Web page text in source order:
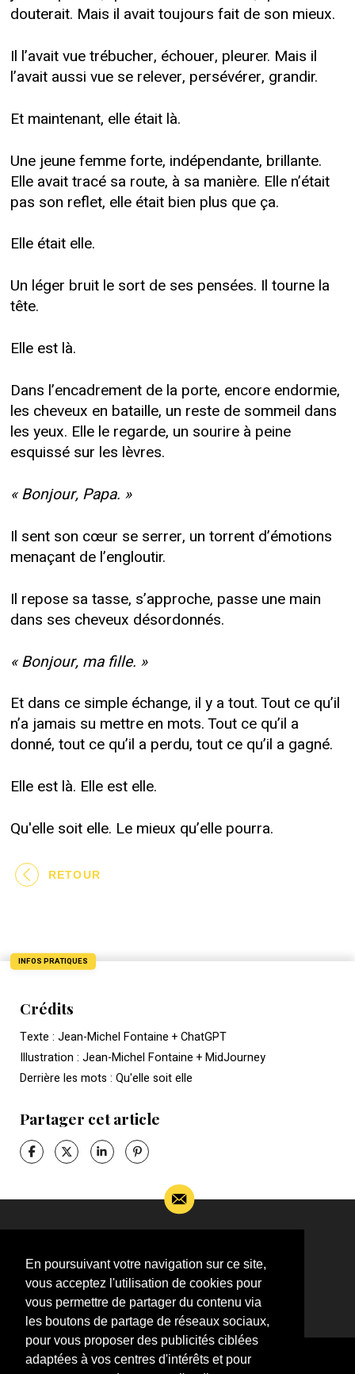
En poursuivant votre navigation sur ce site,
vous acceptez l'utilisation de cookies pour
vous permettre de partager du contenu via
les boutons de partage de réseaux sociaux,
pour vous proposer des publicités ciblées
adaptées à vos centres d'intérêts et pour
douterait. Mais il avait toujours fait de son mieux.
Il l’avait vue trébucher, échouer, pleurer. Mais il
l’avait aussi vue se relever, persévérer, grandir.
Et maintenant, elle était là.
Une jeune femme forte, indépendante, brillante.
Elle avait tracé sa route, à sa manière. Elle n’était
pas son reflet, elle était bien plus que ça.
Elle était elle.
Un léger bruit le sort de ses pensées. Il tourne la
tête.
Elle est là.
Dans l’encadrement de la porte, encore endormie,
les cheveux en bataille, un reste de sommeil dans
les yeux. Elle le regarde, un sourire à peine
esquissé sur les lèvres.
« Bonjour, Papa. »
Il sent son cœur se serrer, un torrent d’émotions
menaçant de l’engloutir.
Il repose sa tasse, s’approche, passe une main
dans ses cheveux désordonnés.
« Bonjour, ma fille. »
Et dans ce simple échange, il y a tout. Tout ce qu’il
n’a jamais su mettre en mots. Tout ce qu’il a
donné, tout ce qu’il a perdu, tout ce qu’il a gagné.
Elle est là. Elle est elle.
Qu'elle soit elle. Le mieux qu’elle pourra.
RETOUR
INFOS PRATIQUES
Crédits
Texte : Jean-Michel Fontaine + ChatGPT
Illustration : Jean-Michel Fontaine + MidJourney
Derrière les mots : Qu'elle soit elle
Partager cet article
complémentaires sur l’actualité de Jean-Jacques
Goldman,
ÉCRIVEZ-MOI !